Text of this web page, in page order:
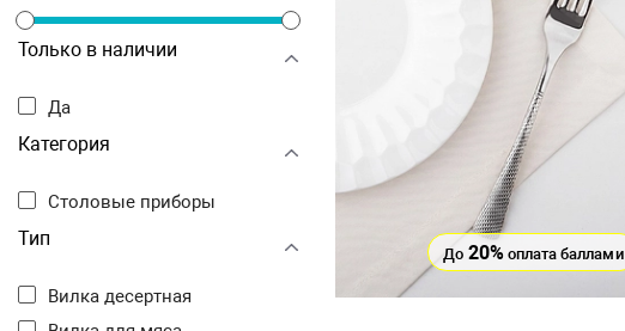
Только в наличии
Да
Категория
Столовые приборы
Тип
Вилка десертная
До 20% оплата баллами